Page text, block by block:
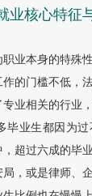
业核心特征
业本身的特殊
的门槛不低，
业相关的行业
毕业生都因为过
超过六成的毕
局，或是律师、